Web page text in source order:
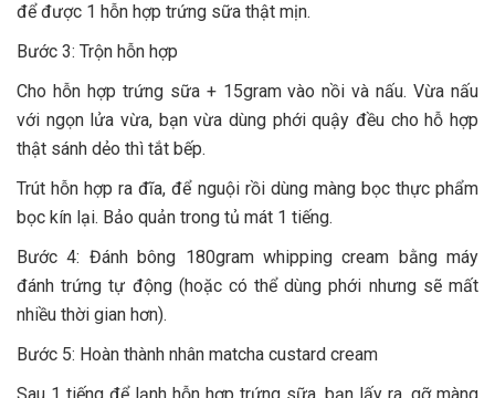
để được 1 hỗn hợp trứng sữa thật mịn.
Bước 3: Trộn hỗn hợp
Cho hỗn hợp trứng sữa + 15gram vào nồi và nấu. Vừa nấu
với ngọn lửa vừa, bạn vừa dùng phới quậy đều cho hỗ hợp
thật sánh dẻo thì tắt bếp.
Trút hỗn hợp ra đĩa, để nguội rồi dùng màng bọc thực phẩm
bọc kín lại. Bảo quản trong tủ mát 1 tiếng.
Bước 4: Đánh bông 180gram whipping cream bằng máy
đánh trứng tự động (hoặc có thể dùng phới nhưng sẽ mất
nhiều thời gian hơn).
Bước 5: Hoàn thành nhân matcha custard cream